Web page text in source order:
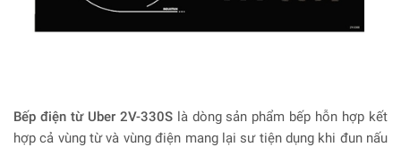
Bếp điện từ Uber 2V-330S là dòng sản phẩm bếp hỗn hợp kết
hợp cả vùng từ và vùng điện mang lại sư tiện dụng khi đun nấu